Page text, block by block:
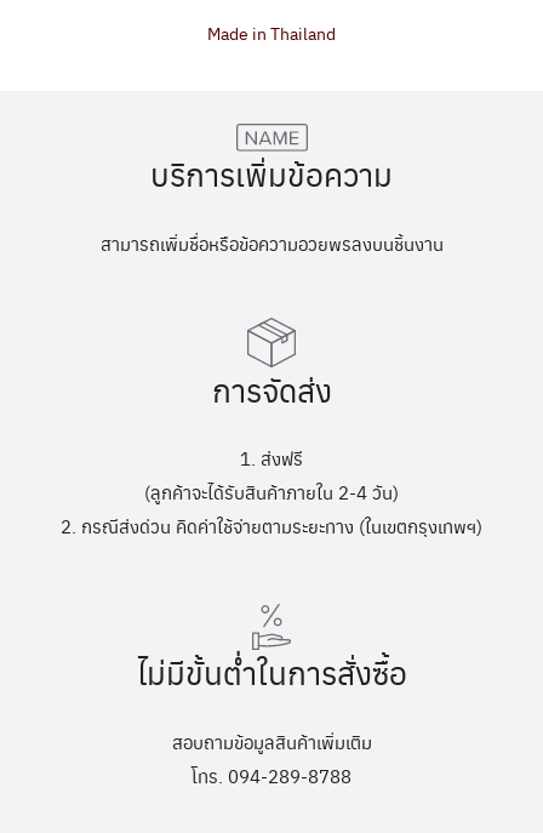
Made in Thailand
บริการเพิ่มข้อความ
สามารถเพิ่มชื่อหรือข้อความอวยพรลงบนชิ้นงาน
การจัดส่ง
1. ส่งฟรี
(ลูกค้าจะได้รับสินค้าภายใน 2-4 วัน)
2. กรณีส่งด่วน คิดค่าใช้จ่ายตามระยะทาง (ในเขตกรุงเทพฯ)
ไม่มีขั้นต่ำในการสั่งซื้อ
สอบถามข้อมูลสินค้าเพิ่มเติม
โทร. 094-289-8788